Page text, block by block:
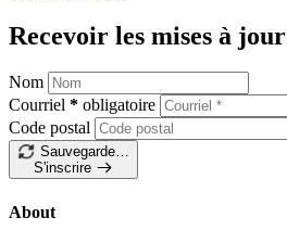
Recevoir les mises à jour
Nom
Courriel * obligatoire
Code postal
Sauvegarde…
S'inscrire
About